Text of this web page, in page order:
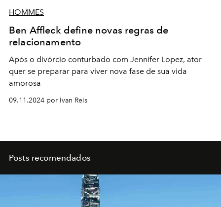
HOMMES
Ben Affleck define novas regras de
relacionamento
Após o divórcio conturbado com Jennifer Lopez, ator
quer se preparar para viver nova fase de sua vida
amorosa
09.11.2024 por Ivan Reis
Posts recomendados